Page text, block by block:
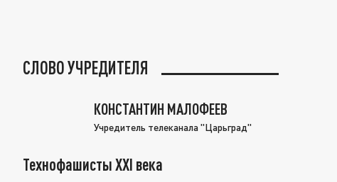
СЛОВО УЧРЕДИТЕЛЯ
КОНСТАНТИН МАЛОФЕЕВ
Учредитель телеканала "Царьград"
Технофашисты XXI века